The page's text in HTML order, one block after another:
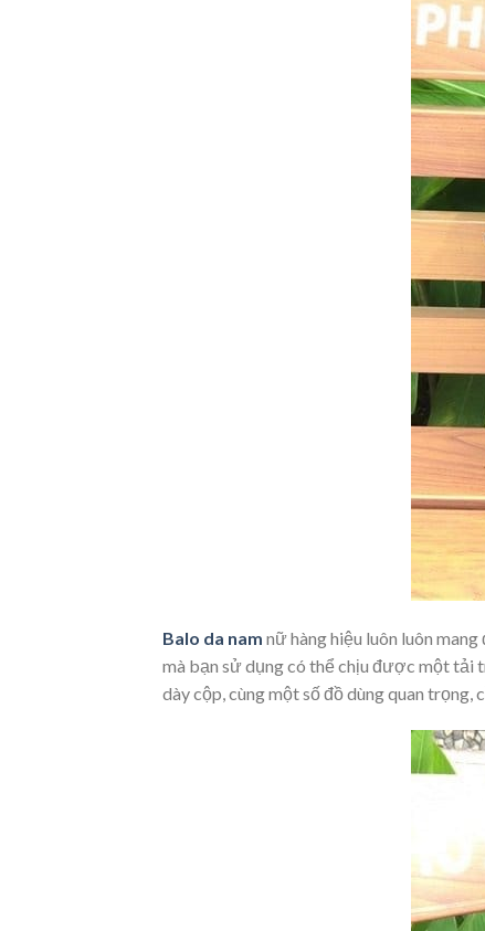
Balo da nam nữ hàng hiệu luôn luôn
mà bạn sử dụng có thể chịu được một tải
dày cộp, cùng một số đồ dùng quan